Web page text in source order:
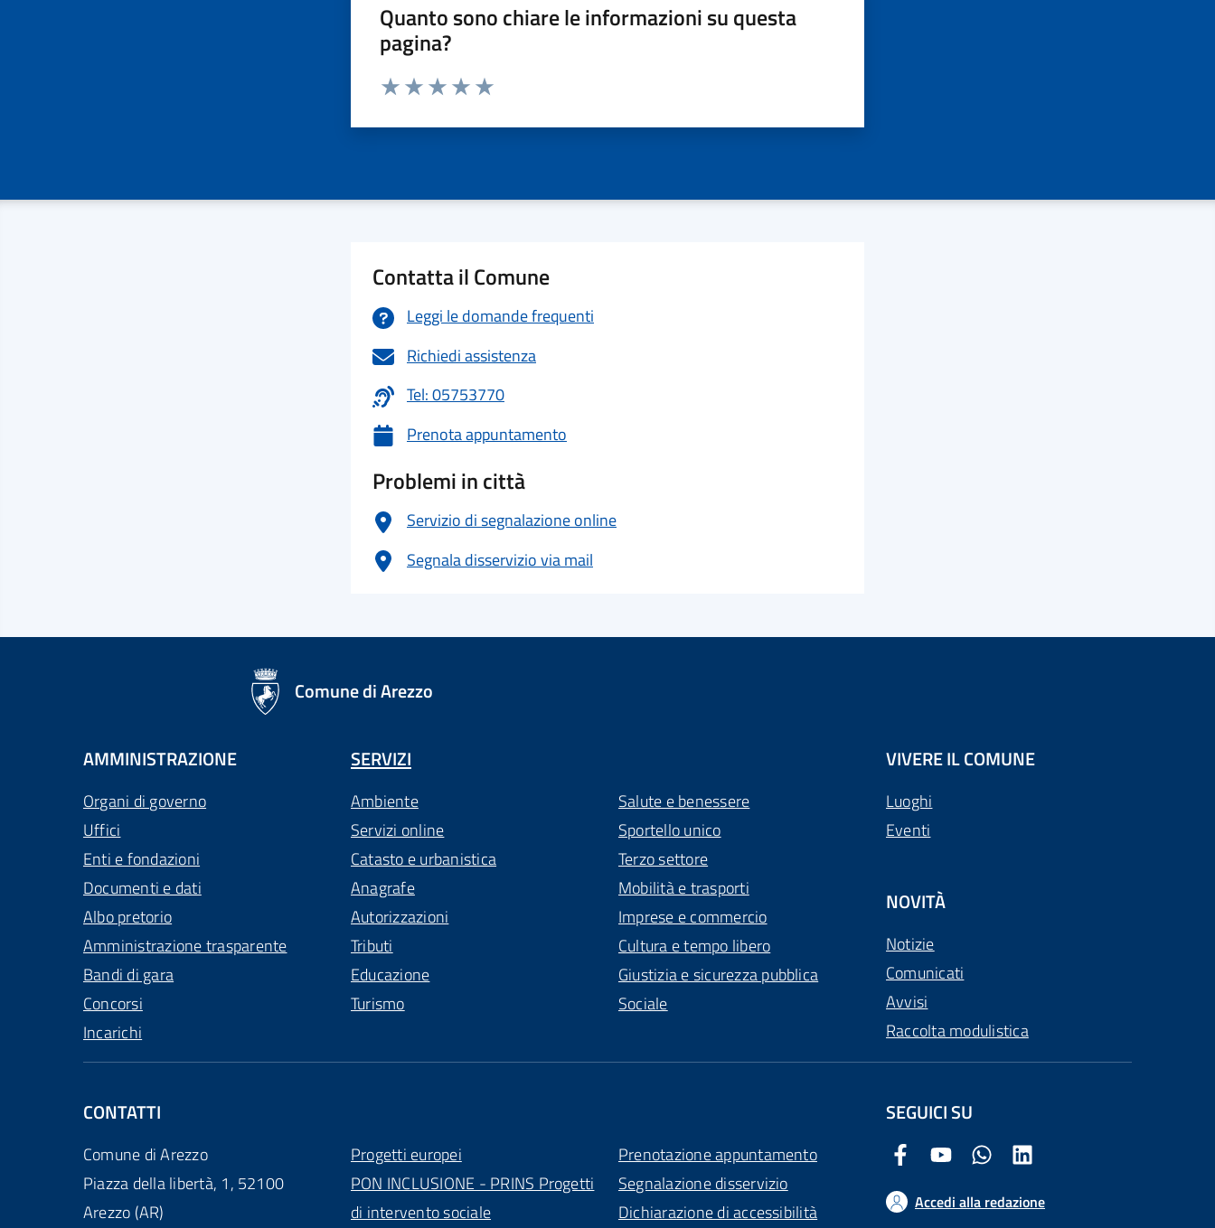
Quanto sono chiare le informazioni su questa
pagina?
Valuta da 1 a 5 stelle la pagina
Contatta il Comune
Leggi le domande frequenti
Richiedi assistenza
Tel: 05753770
Prenota appuntamento
Problemi in città
Servizio di segnalazione online
Segnala disservizio via mail
Comune di Arezzo
AMMINISTRAZIONE
Organi di governo
Uffici
Enti e fondazioni
Documenti e dati
Albo pretorio
Amministrazione trasparente
Bandi di gara
Concorsi
Incarichi
SERVIZI
Ambiente
Servizi online
Catasto e urbanistica
Anagrafe
Autorizzazioni
Tributi
Educazione
Turismo
Salute e benessere
Sportello unico
Terzo settore
Mobilità e trasporti
Imprese e commercio
Cultura e tempo libero
Giustizia e sicurezza pubblica
Sociale
VIVERE IL COMUNE
Luoghi
Eventi
NOVITÀ
Notizie
Comunicati
Avvisi
Raccolta modulistica
CONTATTI
Comune di Arezzo
Piazza della libertà, 1, 52100
Arezzo (AR)
Progetti europei
PON INCLUSIONE - PRINS Progetti
di intervento sociale
Prenotazione appuntamento
Segnalazione disservizio
Dichiarazione di accessibilità
SEGUICI SU
Facebook Comune di Arezzo
Youtube Comune di Arezzo
Twitter Comune di Arezzo
Accedi alla redazione